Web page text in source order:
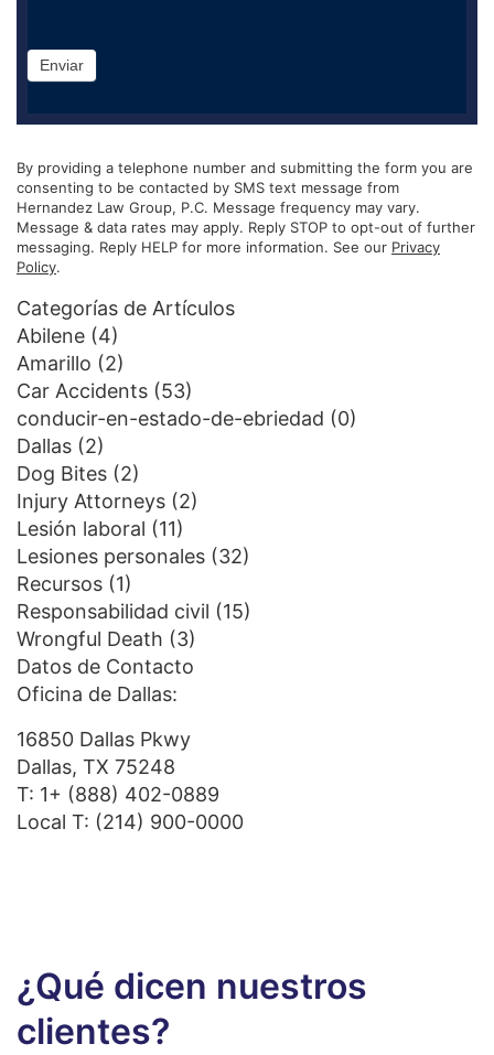
Enviar
By providing a telephone number and submitting the form you are
consenting to be contacted by SMS text message from
Hernandez Law Group, P.C. Message frequency may vary.
Message & data rates may apply. Reply STOP to opt-out of further
messaging. Reply HELP for more information. See our Privacy
Policy.
Categorías de Artículos
Abilene (4)
Amarillo (2)
Car Accidents (53)
conducir-en-estado-de-ebriedad (0)
Dallas (2)
Dog Bites (2)
Injury Attorneys (2)
Lesión laboral (11)
Lesiones personales (32)
Recursos (1)
Responsabilidad civil (15)
Wrongful Death (3)
Datos de Contacto
Oficina de Dallas:
16850 Dallas Pkwy
Dallas, TX 75248
T: 1+ (888) 402-0889
Local T: (214) 900-0000
¿Qué dicen nuestros
clientes?